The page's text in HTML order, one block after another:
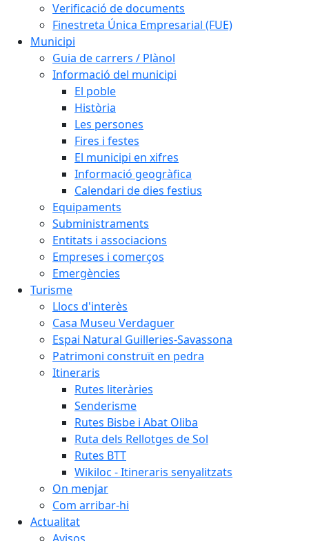
Verificació de documents
Finestreta Única Empresarial (FUE)
Municipi
Guia de carrers / Plànol
Informació del municipi
El poble
Història
Les persones
Fires i festes
El municipi en xifres
Informació geogràfica
Calendari de dies festius
Equipaments
Subministraments
Entitats i associacions
Empreses i comerços
Emergències
Turisme
Llocs d'interès
Casa Museu Verdaguer
Espai Natural Guilleries-Savassona
Patrimoni construït en pedra
Itineraris
Rutes literàries
Senderisme
Rutes Bisbe i Abat Oliba
Ruta dels Rellotges de Sol
Rutes BTT
Wikiloc - Itineraris senyalitzats
On menjar
Com arribar-hi
Actualitat